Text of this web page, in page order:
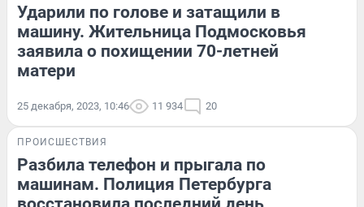
Ударили по голове и затащили в
машину. Жительница Подмосковья
заявила о похищении 70-летней
матери
25 декабря, 2023, 10:46 11 934 20
ПРОИСШЕСТВИЯ
Разбила телефон и прыгала по
машинам. Полиция Петербурга